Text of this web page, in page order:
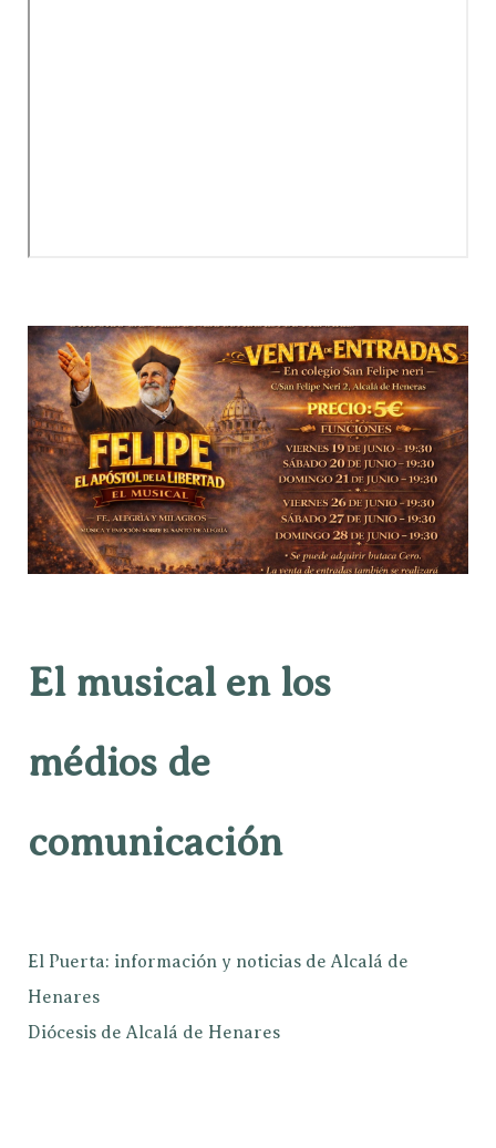
El musical en los
médios de
comunicación
El Puerta: información y noticias de Alcalá de
Henares
Diócesis de Alcalá de Henares